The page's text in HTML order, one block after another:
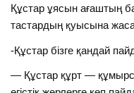
Құстар ұясын ағаштың
тастардың қуысына
-Құстар бізге қандай
— Құстар құрт —